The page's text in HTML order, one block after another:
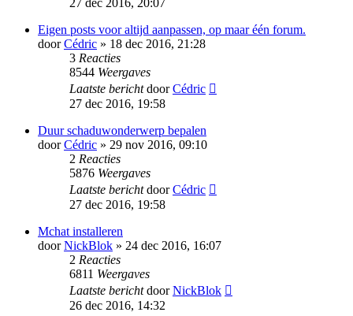
27 dec 2016, 20:07
Eigen posts voor altijd aanpassen, op maar één forum.
doorCédric » 18 dec 2016, 21:28
3 Reacties
8544 Weergaves
Laatste berichtdoorCédric
27 dec 2016, 19:58
Duur schaduwonderwerp bepalen
doorCédric » 29 nov 2016, 09:10
2 Reacties
5876 Weergaves
Laatste berichtdoorCédric
27 dec 2016, 19:58
Mchat installeren
doorNickBlok » 24 dec 2016, 16:07
2 Reacties
6811 Weergaves
Laatste berichtdoorNickBlok
26 dec 2016, 14:32